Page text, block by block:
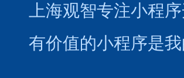
上海观智专注小程
有价值的小程序是